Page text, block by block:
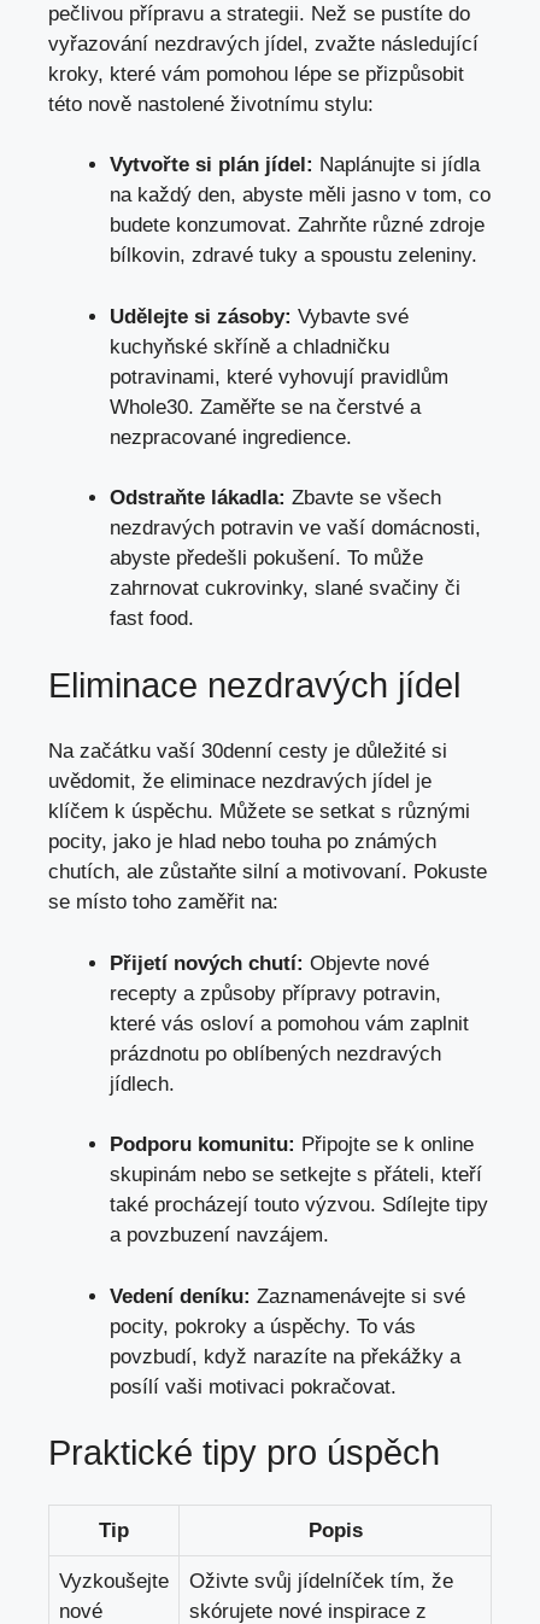
pečlivou přípravu a strategii. Než se pustíte do
vyřazování nezdravých jídel, zvažte následující
kroky, které vám pomohou lépe se přizpůsobit
této nově nastolené životnímu stylu:
Vytvořte si plán jídel: Naplánujte si jídla
na každý den, abyste měli jasno v tom, co
budete konzumovat. Zahrňte různé zdroje
bílkovin, zdravé tuky a spoustu zeleniny.
Udělejte si zásoby: Vybavte své
kuchyňské skříně a chladničku
potravinami, které vyhovují pravidlům
Whole30. Zaměřte se na čerstvé a
nezpracované ingredience.
Odstraňte lákadla: Zbavte se všech
nezdravých potravin ve vaší domácnosti,
abyste předešli pokušení. To může
zahrnovat cukrovinky, slané svačiny či
fast food.
Eliminace nezdravých jídel
Na začátku vaší 30denní cesty je důležité si
uvědomit, že eliminace nezdravých jídel je
klíčem k úspěchu. Můžete se setkat s různými
pocity, jako je hlad nebo touha po známých
chutích, ale zůstaňte silní a motivovaní. Pokuste
se místo toho zaměřit na:
Přijetí nových chutí: Objevte nové
recepty a způsoby přípravy potravin,
které vás osloví a pomohou vám zaplnit
prázdnotu po oblíbených nezdravých
jídlech.
Podporu komunitu: Připojte se k online
skupinám nebo se setkejte s přáteli, kteří
také procházejí touto výzvou. Sdílejte tipy
a povzbuzení navzájem.
Vedení deníku: Zaznamenávejte si své
pocity, pokroky a úspěchy. To vás
povzbudí, když narazíte na překážky a
posílí vaši motivaci pokračovat.
Praktické tipy pro úspěch
Tip Popis
Vyzkoušejte
nové
Oživte svůj jídelníček tím, že
skórujete nové inspirace z